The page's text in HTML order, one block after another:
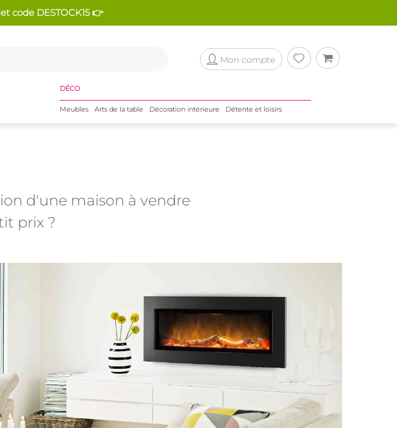
code DESTOCK15 👉
Mon compte
DÉCO
Meubles Arts de la table Décoration intérieure Détente et loisirs
d'une maison à vendre
prix ?